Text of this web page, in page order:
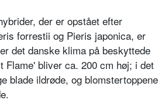
der er opstået efter
forrestii og Pieris japonica, er
det danske klima på beskyttede
Fla­me' bliver ca. 200 cm høj; i det
blade ildrøde, og blomstertoppene